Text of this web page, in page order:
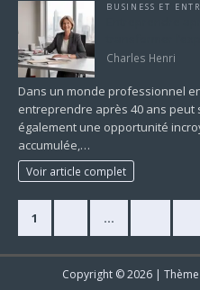
BUSINESS ET
Charles Henri
Dans un monde professionnel
entreprendre après 40 ans peut
également une opportunité
accumulée,…
Voir article complet
1 …
Copyright © 2026 |